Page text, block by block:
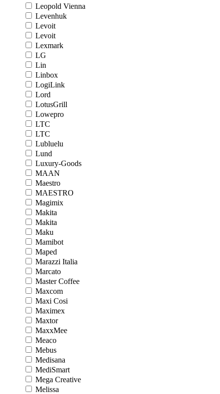
Leopold Vienna
Levenhuk
Levoit
Levoit
Lexmark
LG
Lin
Linbox
LogiLink
Lord
LotusGrill
Lowepro
LTC
LTC
Lubluelu
Lund
Luxury-Goods
MAAN
Maestro
MAESTRO
Magimix
Makita
Makita
Maku
Mamibot
Maped
Marazzi Italia
Marcato
Master Coffee
Maxcom
Maxi Cosi
Maximex
Maxtor
MaxxMee
Meaco
Mebus
Medisana
MediSmart
Mega Creative
Melissa